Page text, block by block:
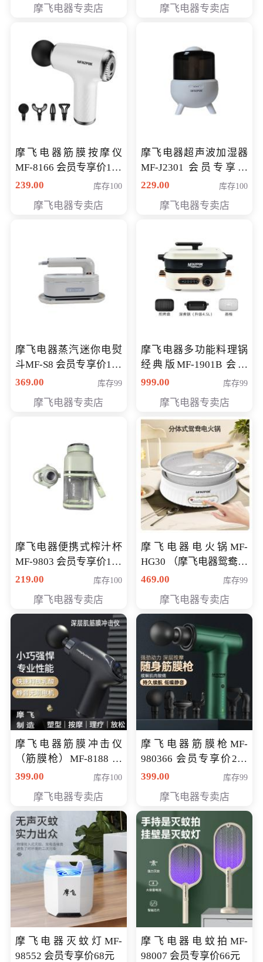
摩飞电器专卖店 摩飞电器专卖店
摩飞电器筋膜按摩仪
MF-8166 会员专享价168
元
239.00 库存100
摩飞电器专卖店
摩飞电器超声波加湿器
MF-J2301 会员专享价
168元
229.00 库存100
摩飞电器专卖店
摩飞电器蒸汽迷你电熨
斗MF-S8 会员专享价168
元
369.00 库存99
摩飞电器专卖店
摩飞电器多功能料理锅
经典版MF-1901B 会员
专享价399元
999.00 库存99
摩飞电器专卖店
摩飞电器便携式榨汁杯
MF-9803 会员专享价138
元
219.00 库存100
摩飞电器专卖店
摩飞电器电火锅MF-
HG30 （摩飞电器鸳鸯锅
MF-HG30 ） 会员专享价
469.00 库存99
摩飞电器专卖店
摩飞电器筋膜冲击仪
（筋膜枪）MF-8188 会
员专享价268元
399.00 库存100
摩飞电器专卖店
摩飞电器筋膜枪MF-
980366 会员专享价299
元
399.00 库存99
摩飞电器专卖店
摩飞电器灭蚊灯MF-
98552 会员专享价68元
摩飞电器电蚊拍MF-
98007 会员专享价66元